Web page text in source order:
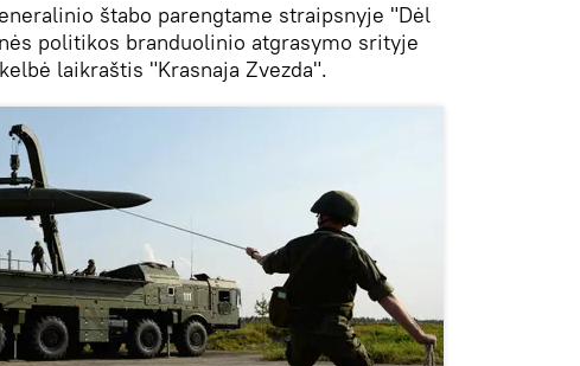
štabo parengtame straipsnyje "Dėl
politikos branduolinio atgrasymo srityje
laikraštis "Krasnaja Zvezda".